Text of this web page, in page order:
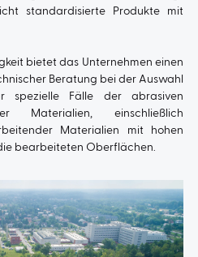
standardisierte Produkte mit
bietet das Unternehmen einen
Beratung bei der Auswahl
spezielle Fälle der abrasiven
Materialien, einschließlich
Materialien mit hohen
bearbeiteten Oberflächen.